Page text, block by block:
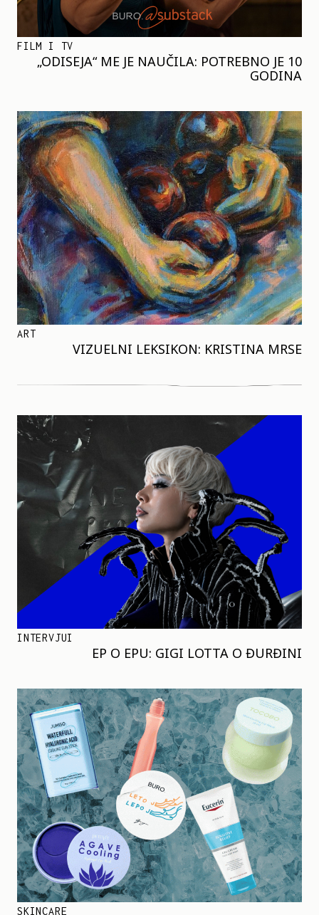
FILM I TV
„ODISEJA“ ME JE NAUČILA: POTREBNO JE 10
GODINA
ART
VIZUELNI LEKSIKON: KRISTINA MRSE
INTERVJUI
EP O EPU: GIGI LOTTA O ĐURĐINI
SKINCARE